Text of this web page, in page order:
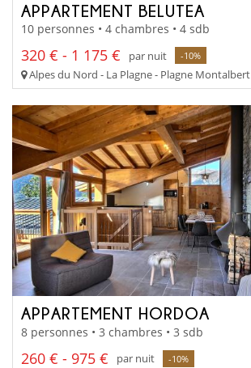
APPARTEMENT BELUTEA
10 personnes • 4 chambres • 4 sdb
320 € - 1 175 € par nuit -10%
Alpes du Nord - La Plagne - Plagne Montalbert
APPARTEMENT HORDOA
8 personnes • 3 chambres • 3 sdb
260 € - 975 € par nuit -10%